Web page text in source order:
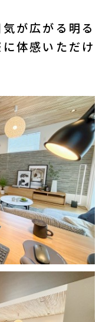
が広がる明る
体感いただけ